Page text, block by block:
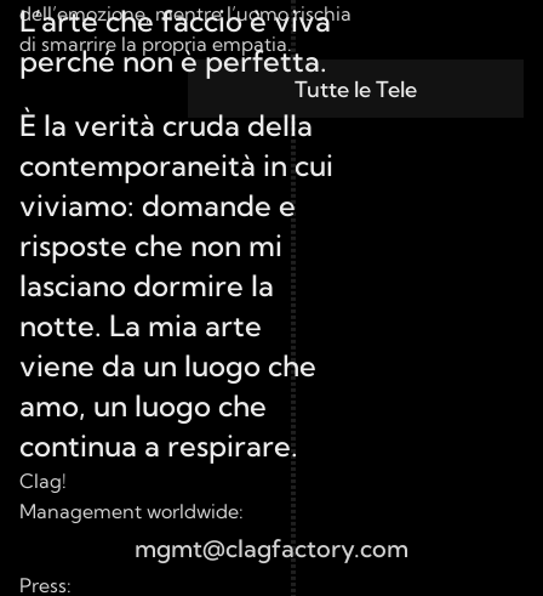
dell’emozione, mentre l’uomo rischia
di smarrire la propria empatia.
Tutte le Tele
L’arte che faccio è viva
perché non è perfetta.
È la verità cruda della
contemporaneità in cui
viviamo: domande e
risposte che non mi
lasciano dormire la
notte. La mia arte
viene da un luogo che
amo, un luogo che
continua a respirare.
Clag!
Management worldwide:
mgmt@clagfactory.com
Press: